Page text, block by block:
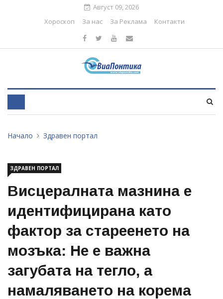
Август 09, 2026
Хороскоп
За нас За Реклама Контакти
Начало Здравен портал
ЗДРАВЕН ПОРТАЛ
Висцералната мазнина е
идентифицирана като
фактор за стареенето на
мозъка: Не е важна
загубата на тегло, а
намаляването на корема